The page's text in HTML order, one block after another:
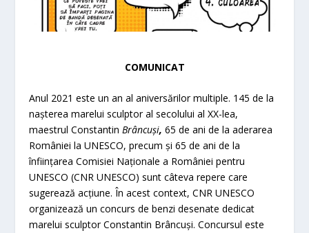
COMUNICAT
Anul 2021 este un an al aniversărilor multiple. 145 de la
nașterea marelui sculptor al secolului al XX-lea,
maestrul ConstantinBrâncuși,65 de ani de la aderarea
României la UNESCO, precum și 65 de ani de la
înființarea Comisiei Naționale a României pentru
UNESCO (CNR UNESCO) sunt câteva repere care
sugerează acțiune. În acest context, CNR UNESCO
organizează un concurs de benzi desenate dedicat
marelui sculptor Constantin Brâncuși. Concursul este